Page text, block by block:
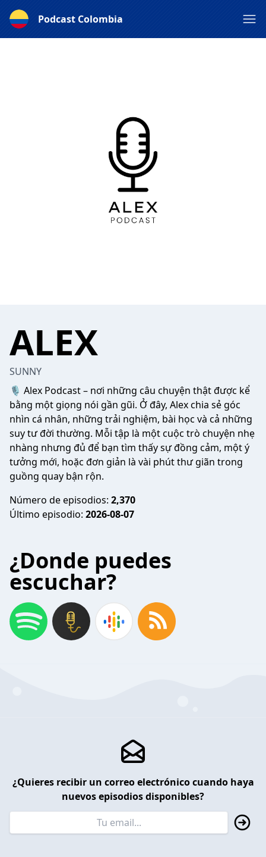
Podcast Colombia
ALEX
SUNNY
🎙️ Alex Podcast – nơi những câu chuyện thật được kể
bằng một giọng nói gần gũi. Ở đây, Alex chia sẻ góc
nhìn cá nhân, những trải nghiệm, bài học và cả những
suy tư đời thường. Mỗi tập là một cuộc trò chuyện nhẹ
nhàng nhưng đủ để bạn tìm thấy sự đồng cảm, một ý
tưởng mới, hoặc đơn giản là vài phút thư giãn trong
guồng quay bận rộn.
Número de episodios: 2,370
Último episodio: 2026-08-07
¿Donde puedes
escuchar?
¿Quieres recibir un correo electrónico cuando haya
nuevos episodios disponibles?